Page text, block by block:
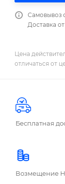
Самовывоз
Доставка
Цена
отличаться от
Бесплатная
Возмещение